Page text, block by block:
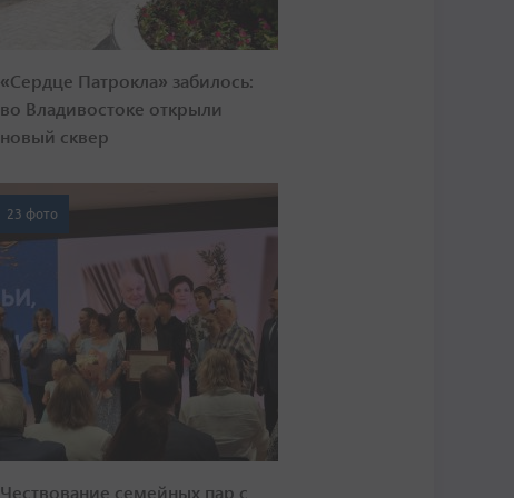
«Сердце Патрокла» забилось:
во Владивостоке открыли
новый сквер
23 фото
Чествование семейных пар с